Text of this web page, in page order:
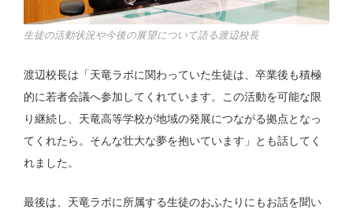
生徒の活動状況や今後の展望について語る渡辺校長
渡辺校長は「天竜ラボに関わっていた生徒は、卒業後も積極
的に若者会議へ参加してくれています。この活動を可能な限
り継続し、天竜高等学校が地域の発展につながる拠点となっ
てくれたら。そんな壮大な夢を抱いています」とも話してく
れました。
最後は、天竜ラボに所属する生徒のおふたりにもお話を聞い